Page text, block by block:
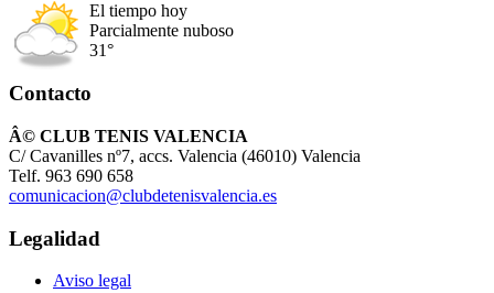
El tiempo hoy
Parcialmente nuboso
31°
Contacto
Â© CLUB TENIS VALENCIA
C/ Cavanilles nº7, accs. Valencia (46010) Valencia
Telf. 963 690 658
comunicacion@clubdetenisvalencia.es
Legalidad
Aviso legal